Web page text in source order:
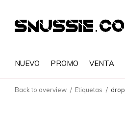
NUEVO PROMO VENTA
Back to overview Etiquetas drop